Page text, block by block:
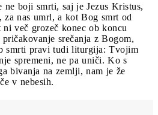
ne boji smrti, saj je Jezus Kristus,
nas umrl, a kot Bog smrt od
več grozeč konec ob koncu
srečanja z Bogom,
smrti pravi tudi liturgija: Tvojim
spremeni, ne pa uniči. Ko s
bivanja na zemlji, nam je že
v nebesih.